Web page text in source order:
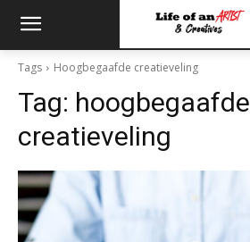
Tags Hoogbegaafde creatieveling
Tag: hoogbegaafde
creatieveling